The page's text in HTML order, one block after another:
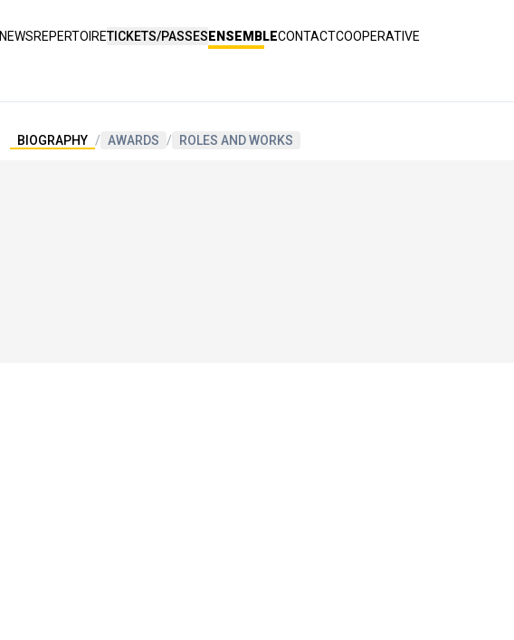
NEWSREPERTOIRETICKETS/PASSES ENSEMBLECONTACTCOOPERATIVE
BIOGRAPHY / AWARDS / ROLES AND WORKS